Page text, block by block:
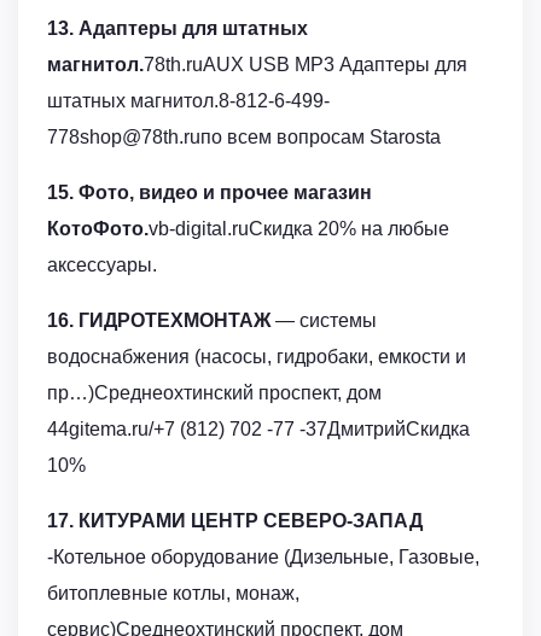
13. Адаптеры для штатных
магнитол.78th.ruAUX USB MP3 Адаптеры для
штатных магнитол.8-812-6-499-
778shop@78th.ruпо всем вопросам Starosta
15. Фото, видео и прочее магазин
КотоФото.vb-digital.ruСкидка 20% на любые
аксессуары.
16. ГИДРОТЕХМОНТАЖ — системы
водоснабжения (насосы, гидробаки, емкости и
пр…)Среднеохтинский проспект, дом
44gitema.ru/+7 (812) 702 -77 -37ДмитрийСкидка
10%
17. КИТУРАМИ ЦЕНТР СЕВЕРО-ЗАПАД
-Котельное оборудование (Дизельные, Газовые,
битоплевные котлы, монаж,
сервис)Среднеохтинский проспект, дом